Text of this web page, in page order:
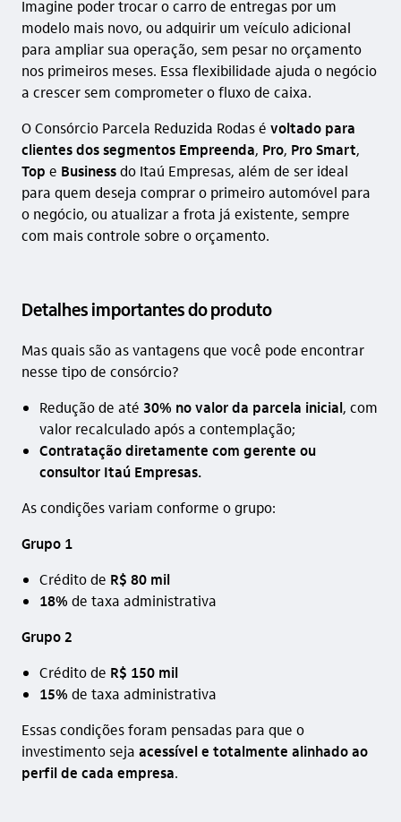
Imagine poder trocar o carro de entregas por um
modelo mais novo, ou adquirir um veículo adicional
para ampliar sua operação, sem pesar no orçamento
nos primeiros meses. Essa flexibilidade ajuda o negócio
a crescer sem comprometer o fluxo de caixa.
O Consórcio Parcela Reduzida Rodas é voltado para
clientes dos segmentos Empreenda, Pro, Pro Smart,
Top e Businessdo Itaú Empresas, além de ser ideal
para quem deseja comprar o primeiro automóvel para
o negócio, ou atualizar a frota já existente, sempre
com mais controle sobre o orçamento.
Detalhes importantes do produto
Mas quais são as vantagens que você pode encontrar
nesse tipo de consórcio?
Redução de até 30% no valor da parcela inicial, com
valor recalculado após a contemplação;
Contratação diretamente com gerente ou
consultor Itaú Empresas.
As condições variam conforme o grupo:
Grupo 1
Crédito de R$ 80 mil
18% de taxa administrativa
Grupo 2
Crédito de R$ 150 mil
15% de taxa administrativa
Essas condições foram pensadas para que o
investimento seja acessível e totalmente alinhado ao
perfil de cada empresa.